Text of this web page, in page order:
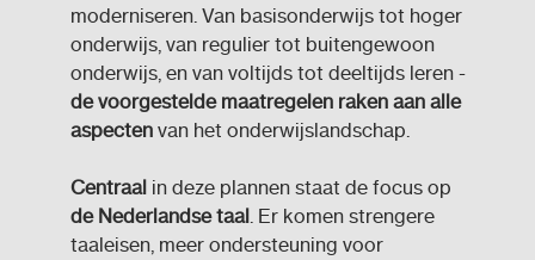
moderniseren. Van basisonderwijs tot hoger
onderwijs, van regulier tot buitengewoon
onderwijs, en van voltijds tot deeltijds leren -
de voorgestelde maatregelen raken aan alle
aspectenvan het onderwijslandschap.
Centraal in deze plannen staat de focus op
de Nederlandse taal. Er komen strengere
taaleisen, meer ondersteuning voor